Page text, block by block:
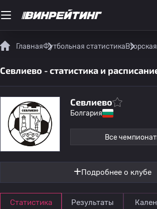
ГлавнаяФутбольная статистика
Севлиево - статистика и
Севлиево
Болгария
Все
Подробнее о клубе
Статистика Результаты